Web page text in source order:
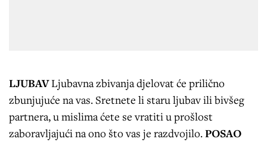
LJUBAVLjubavna zbivanja djelovat će prilično
zbunjujuće na vas. Sretnete li staru ljubav ili bivšeg
partnera, u mislima ćete se vratiti u prošlost
zaboravljajući na ono što vas je razdvojilo.POSAO